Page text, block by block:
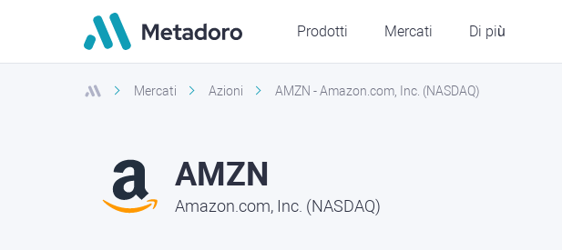
Prodotti Mercati Di più
Mercati Azioni AMZN - Amazon.com, Inc. (NASDAQ)
AMZN
Amazon.com, Inc. (NASDAQ)